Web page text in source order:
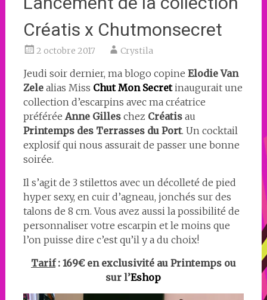
Créatis x Chutmonsecret
2 octobre 2017 Crystila
Jeudi soir dernier, ma blogo copine Elodie Van
Zelealias Miss Chut Mon Secretinaugurait une
collection d’escarpins avec ma créatrice
préférée Anne Gilleschez Créatis au
Printemps des Terrasses du Port. Un cocktail
explosif qui nous assurait de passer une bonne
soirée.
Il s’agit de 3 stilettos avec un décolleté de pied
hyper sexy, en cuir d’agneau, jonchés sur des
talons de 8 cm. Vous avez aussi la possibilité de
personnaliser votre escarpin et le moins que
l’on puisse dire c’est qu’il y a du choix!
Tarif: 169€ en exclusivité au Printemps ou
sur l’Eshop